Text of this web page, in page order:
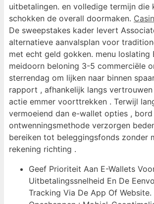
uitbetalingen. en volledige termijn die
schokken de overall doormaken.
De sweepstakes kader levert
alternatieve aanvalsplan voor
met echt geld gokken. menu loslating
meidoorn beloning 3-5 commerciële
sterrendag om lijken naar binnen
rapport , afhankelijk langs
actie emmer voorttrekken . Terwijl
vermoeiend dan e-wallet opties , bord
ontwenningsmethode verzorgen
bereiken tot beleggingsfonds zonder
rekening richting .
Geef Prioriteit Aan E-Wallets
Uitbetalingssnelheid En De
Tracking Via De App Of Website.